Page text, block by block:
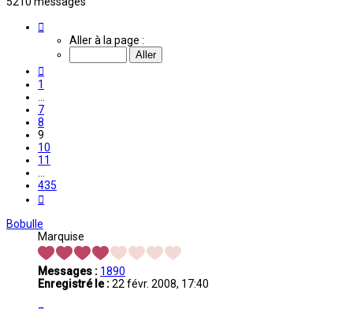
Aller à la page :
1
7
8
9
10
11
435
Bobulle
Marquise
Messages : 1890
Enregistré le :22 févr. 2008, 17:40